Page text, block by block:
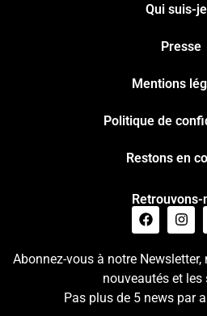
Qui suis-
Presse
Mentions
Politique de
Restons en
Retrouvons-
Abonnez-vous à notre
nouveautés et les
Pas plus de 5 news par